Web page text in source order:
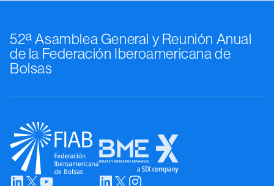
Patrocinadores
Contacto
Media
52ª Asamblea General y Reunión Anual
de la Federación Iberoamericana de
Bolsas